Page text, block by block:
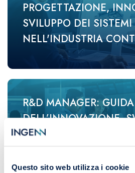
Questo sito web utilizza i cookie
PROGETTAZIONE,
SVILUPPO DEI
NELL'INDUSTRIA
R&D MANAGER: GUIDA
DELL’INNOVAZIONE,
TECNOLOGICO E
INDUSTRIALE NELLE
ORGANIZZAZIONI